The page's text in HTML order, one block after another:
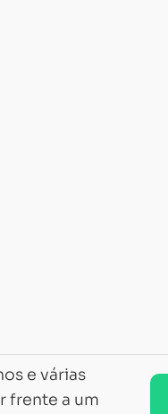
e várias
frente a um